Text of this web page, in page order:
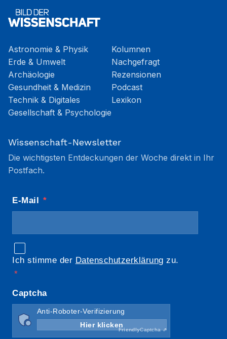
Astronomie & Physik
Erde & Umwelt
Archäologie
Gesundheit & Medizin
Technik & Digitales
Gesellschaft & Psychologie
Kolumnen
Nachgefragt
Rezensionen
Podcast
Lexikon
Wissenschaft-Newsletter
Die wichtigsten Entdeckungen der Woche direkt in Ihr
Postfach.